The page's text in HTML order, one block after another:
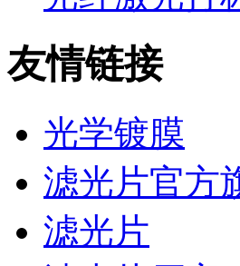
友情链接
光学镀膜
滤光片官方
滤光片